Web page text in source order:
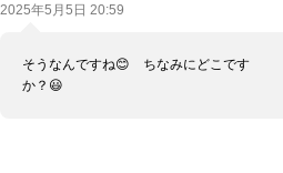
2025年5月5日 20:59
そうなんですね😊 ちなみにどこです
か？😃